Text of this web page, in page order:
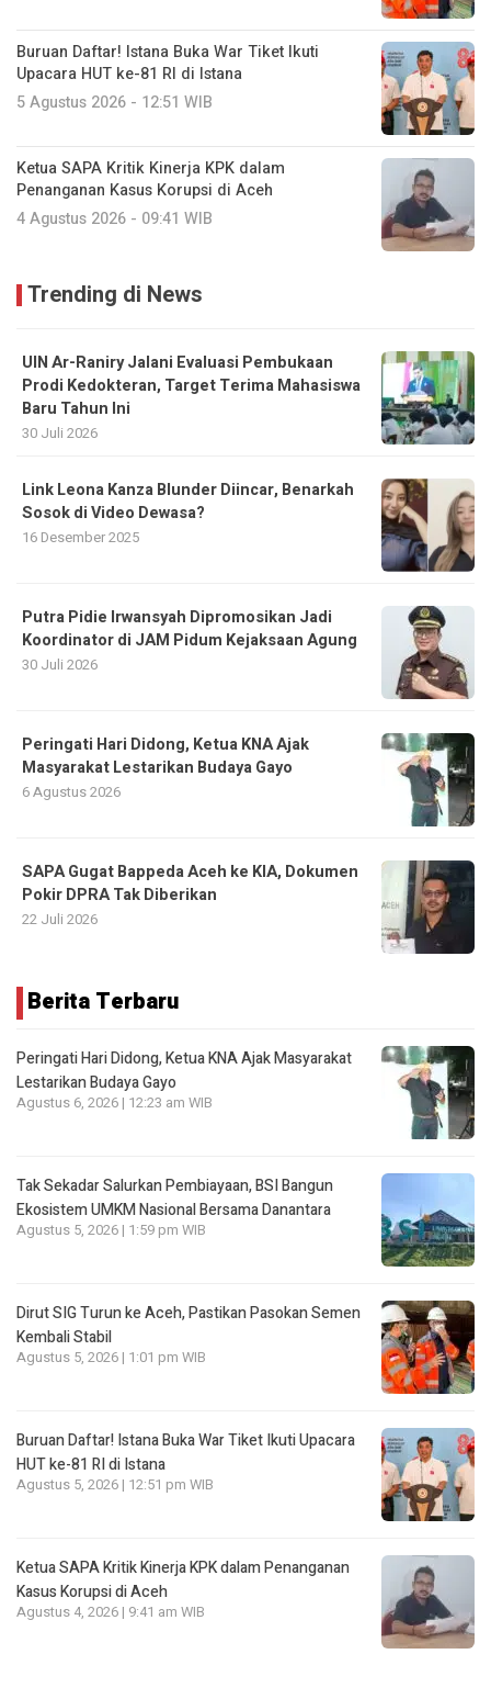
Buruan Daftar! Istana Buka War Tiket Ikuti
Upacara HUT ke-81 RI di Istana
5 Agustus 2026 - 12:51 WIB
Ketua SAPA Kritik Kinerja KPK dalam
Penanganan Kasus Korupsi di Aceh
4 Agustus 2026 - 09:41 WIB
Trending di News
UIN Ar-Raniry Jalani Evaluasi Pembukaan
Prodi Kedokteran, Target Terima Mahasiswa
Baru Tahun Ini
30 Juli 2026
Link Leona Kanza Blunder Diincar, Benarkah
Sosok di Video Dewasa?
16 Desember 2025
Putra Pidie Irwansyah Dipromosikan Jadi
Koordinator di JAM Pidum Kejaksaan Agung
30 Juli 2026
Peringati Hari Didong, Ketua KNA Ajak
Masyarakat Lestarikan Budaya Gayo
6 Agustus 2026
SAPA Gugat Bappeda Aceh ke KIA, Dokumen
Pokir DPRA Tak Diberikan
22 Juli 2026
Berita Terbaru
Peringati Hari Didong, Ketua KNA Ajak Masyarakat
Lestarikan Budaya Gayo
Agustus 6, 2026 | 12:23 am WIB
Tak Sekadar Salurkan Pembiayaan, BSI Bangun
Ekosistem UMKM Nasional Bersama Danantara
Agustus 5, 2026 | 1:59 pm WIB
Dirut SIG Turun ke Aceh, Pastikan Pasokan Semen
Kembali Stabil
Agustus 5, 2026 | 1:01 pm WIB
Buruan Daftar! Istana Buka War Tiket Ikuti Upacara
HUT ke-81 RI di Istana
Agustus 5, 2026 | 12:51 pm WIB
Ketua SAPA Kritik Kinerja KPK dalam Penanganan
Kasus Korupsi di Aceh
Agustus 4, 2026 | 9:41 am WIB